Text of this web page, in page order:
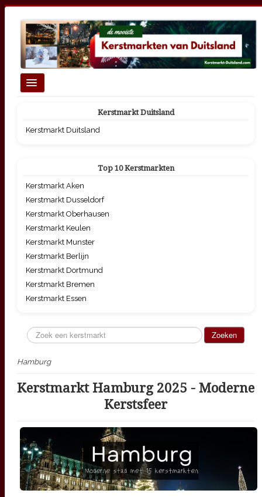
Schakelen
navigatie
Top 10 Grootste Kerstmarkten
Kerstmarkt Duitsland
Kerstmarkt Duitsland
Top 10 Kerstmarkten
Kerstmarkt Aken
Kerstmarkt Dusseldorf
Kerstmarkt Oberhausen
Kerstmarkt Keulen
Kerstmarkt Munster
Kerstmarkt Berlijn
Kerstmarkt Dortmund
Kerstmarkt Bremen
Kerstmarkt Essen
Zoeken... Zoeken
Hamburg
Kerstmarkt Hamburg 2025 - Moderne
Kerstsfeer